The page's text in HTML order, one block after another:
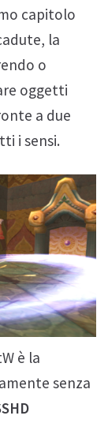
capitolo
la
o
oggetti
a due
i sensi.
è la
senza